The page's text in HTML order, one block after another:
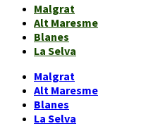
Malgrat
Alt Maresme
Blanes
La Selva
Malgrat
Alt Maresme
Blanes
La Selva